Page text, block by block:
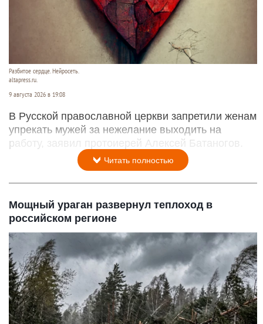
Разбитое сердце. Нейросеть.
altapress.ru.
9 августа 2026 в 19:08
В Русской православной церкви запретили женам
упрекать мужей за нежелание выходить на
работу, заявил протоиерей Алексей Батаногов.
Читать полностью
Мощный ураган развернул теплоход в
российском регионе